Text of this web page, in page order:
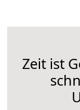
Zeit ist